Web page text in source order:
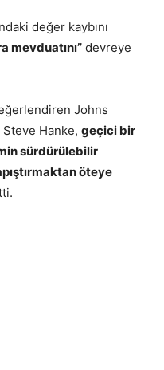
değer kaybını
mevduatını” devreye
Johns
Hanke, geçici bir
sürdürülebilir
öteye